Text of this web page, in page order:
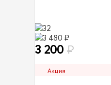
32
3 480 ₽
3 200 ₽
Акция